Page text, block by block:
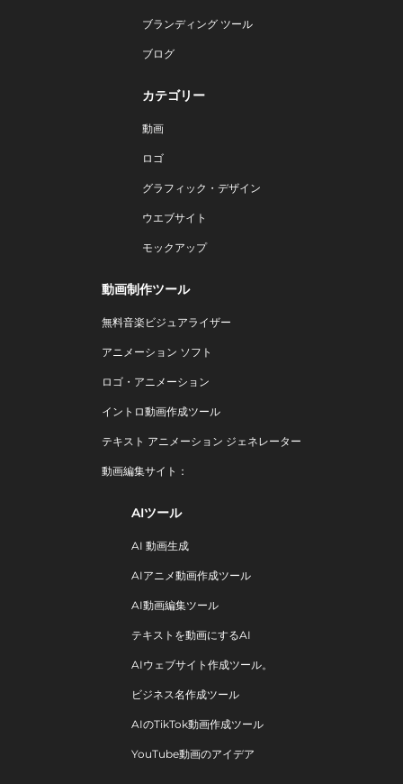
ブランディング ツール
ブログ
カテゴリー
動画
ロゴ
グラフィック・デザイン
ウエブサイト
モックアップ
動画制作ツール
無料音楽ビジュアライザー
アニメーション ソフト
ロゴ・アニメーション
イントロ動画作成ツール
テキスト アニメーション ジェネレーター
動画編集サイト：
AIツール
AI 動画生成
AIアニメ動画作成ツール
AI動画編集ツール
テキストを動画にするAI
AIウェブサイト作成ツール。
ビジネス名作成ツール
AIのTikTok動画作成ツール
YouTube動画のアイデア